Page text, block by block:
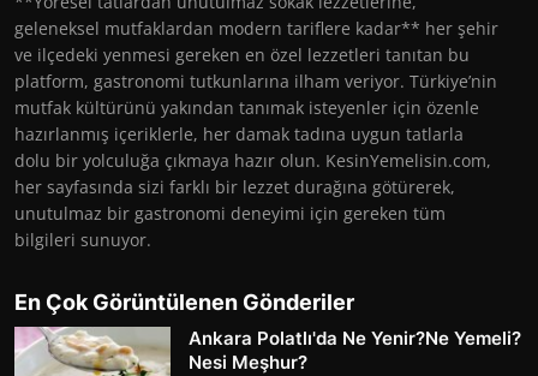
geleneksel mutfaklardan modern tariflere kadar** her şehir
ve ilçedeki yenmesi gereken en özel lezzetleri tanıtan bu
platform, gastronomi tutkunlarına ilham veriyor. Türkiye’nin
mutfak kültürünü yakından tanımak isteyenler için özenle
hazırlanmış içeriklerle, her damak tadına uygun tatlarla
dolu bir yolculuğa çıkmaya hazır olun. KesinYemelisin.com,
her sayfasında sizi farklı bir lezzet durağına götürerek,
unutulmaz bir gastronomi deneyimi için gereken tüm
bilgileri sunuyor.
En Çok Görüntülenen Gönderiler
Ankara Polatlı'da Ne Yenir?Ne Yemeli?
Nesi Meşhur?